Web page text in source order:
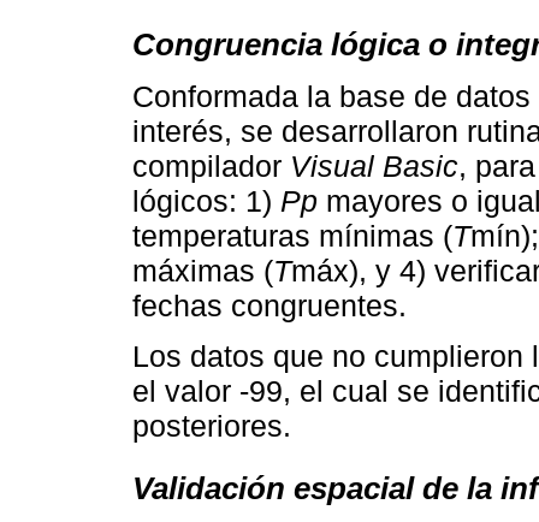
Congruencia lógica o
Conformada la base de
interés, se desarrollaron
compilador Visual Basic,
lógicos: 1) Pp mayores o
temperaturas mínimas (T
máximas (Tmáx), y 4)
fechas congruentes.
Los datos que no
el valor -99, el cual se
posteriores.
Validación espacial de la